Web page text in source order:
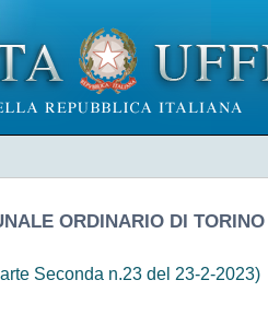
ORDINARIO DI TORINO
Seconda n.23 del 23-2-2023)